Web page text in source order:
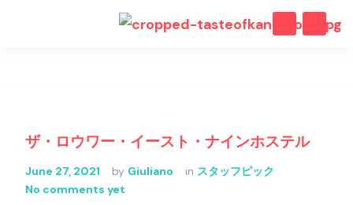
ザ・ロウワー・イースト・ナインホステル
June 27, 2021 by Giuliano in スタッフピック
No comments yet